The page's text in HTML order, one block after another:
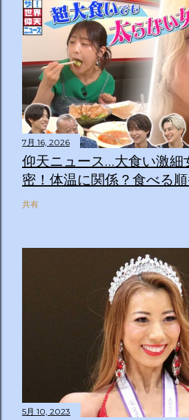
7月 16, 2026
仰天ニュース…大食い激
密！体温に関係？食べる
共有
5月 10, 2023